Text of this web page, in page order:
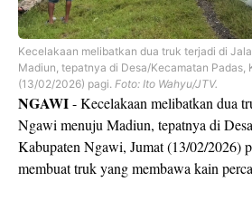
Kecelakaan melibatkan dua truk terjadi di
Madiun, tepatnya di Desa/Kecamatan Padas,
(13/02/2026) pagi. Foto: Ito Wahyu/JTV.
NGAWI- Kecelakaan melibatkan dua
Ngawi menuju Madiun, tepatnya di
Kabupaten Ngawi, Jumat (13/02/2026)
membuat truk yang membawa kain